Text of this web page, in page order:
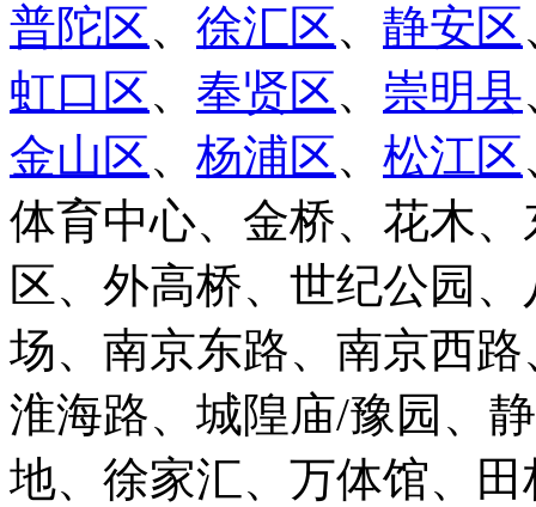
普陀区、 徐汇区、 静安区
虹口区、 奉贤区、 崇明县
金山区、 杨浦区、 松江区
体育中心、金桥、花木
区、外高桥、世纪公园
场、南京东路、南京西
淮海路、城隍庙/豫园、
地、徐家汇、万体馆、